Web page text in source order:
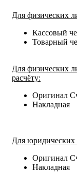
Для физических
Кассовый
Товарный
Для физических
расчёту:
Оригинал
Накладная
Для юридических
Оригинал
Накладная